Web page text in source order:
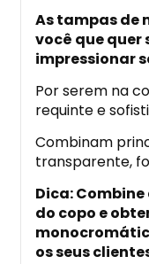
As tampas de
você que quer
impressionar
Por serem na
requinte e
Combinam
transparente,
Dica:
do copo e
os seus